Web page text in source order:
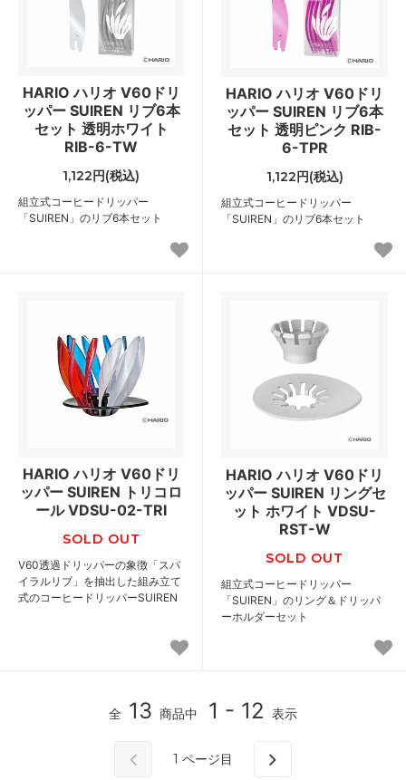
HARIO ハリオ V60ドリ
ッパー SUIREN リブ6本
セット 透明ホワイト
RIB-6-TW
1,122円(税込)
組立式コーヒードリッパー
「SUIREN」のリブ6本セット
HARIO ハリオ V60ドリ
ッパー SUIREN リブ6本
セット 透明ピンク RIB-
6-TPR
1,122円(税込)
組立式コーヒードリッパー
「SUIREN」のリブ6本セット
HARIO ハリオ V60ドリ
ッパー SUIREN トリコロ
ール VDSU-02-TRI
SOLD OUT
V60透過ドリッパーの象徴「スパ
イラルリブ」を抽出した組み立て
式のコーヒードリッパーSUIREN
HARIO ハリオ V60ドリ
ッパー SUIREN リングセ
ット ホワイト VDSU-
RST-W
SOLD OUT
組立式コーヒードリッパー
「SUIREN」のリング＆ドリッパ
ーホルダーセット
全 13 商品中 1 - 12 表示
1 ページ目